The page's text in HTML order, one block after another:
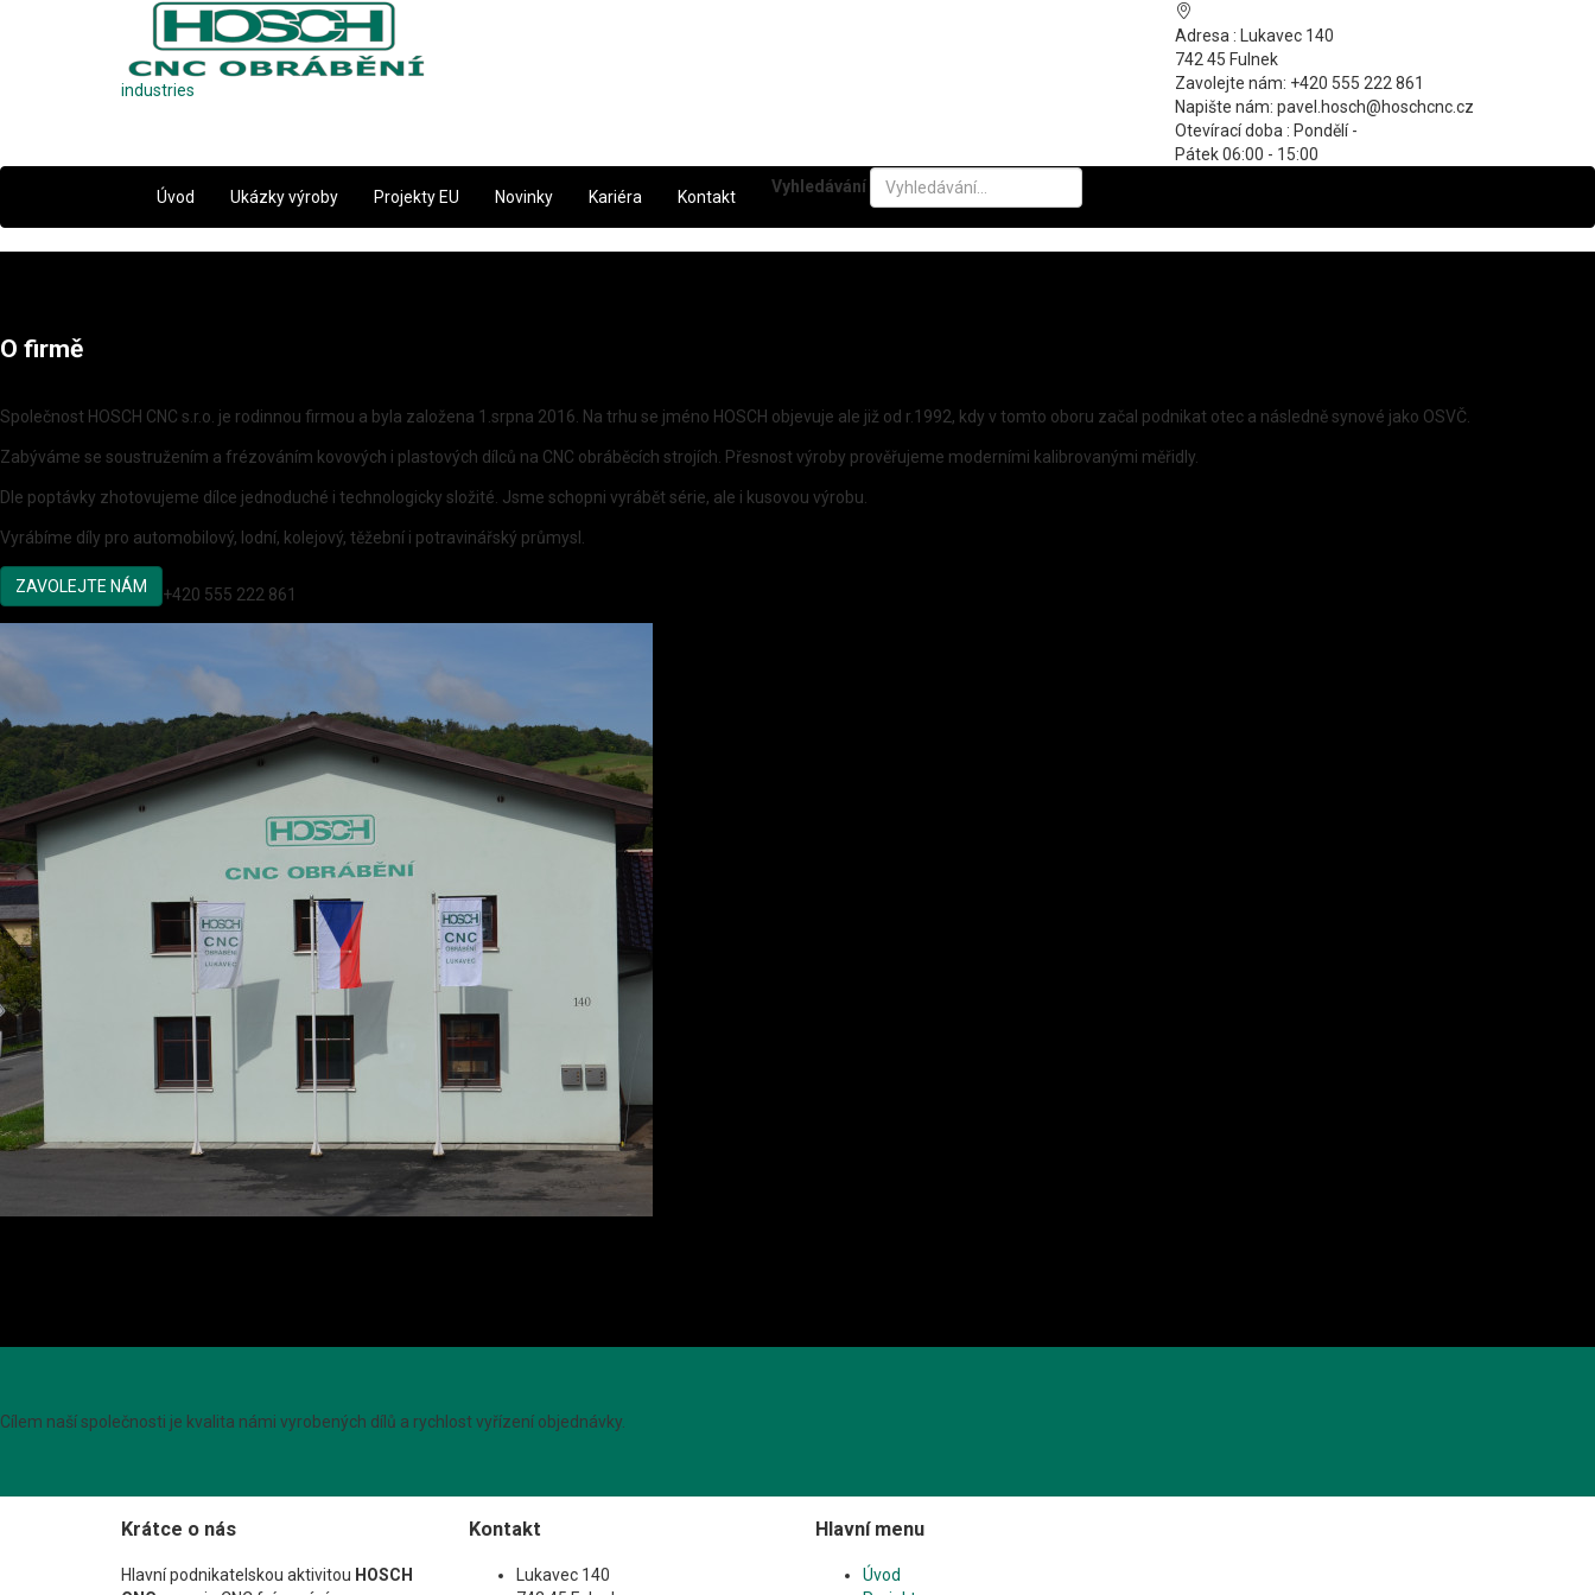
industries
Adresa :
Lukavec 140
742 45 Fulnek
Zavolejte nám: +420 555 222 861
Napište nám: pavel.hosch@hoschcnc.cz
Otevírací doba : Pondělí -
Pátek 06:00 - 15:00
Úvod Ukázky výroby Projekty EU Novinky Kariéra Kontakt
Vyhledávání
O firmě
Společnost HOSCH CNC s.r.o. je rodinnou firmou a byla založena 1.srpna 2016. Na trhu se jméno HOSCH objevuje ale již od r.1992, kdy v tomto oboru začal podnikat otec a následně synové jako OSVČ.
Zabýváme se soustružením a frézováním kovových i plastových dílců na CNC obráběcích strojích. Přesnost výroby prověřujeme moderními kalibrovanými měřidly.
Dle poptávky zhotovujeme dílce jednoduché i technologicky složité. Jsme schopni vyrábět série, ale i kusovou výrobu.
Vyrábíme díly pro automobilový, lodní, kolejový, těžební i potravinářský průmysl.
ZAVOLEJTE NÁM +420 555 222 861
Cílem naší společnosti je kvalita námi vyrobených dílů a rychlost vyřízení objednávky.
Krátce o nás
Hlavní podnikatelskou aktivitou HOSCH
Kontakt
Lukavec 140
Hlavní menu
Úvod